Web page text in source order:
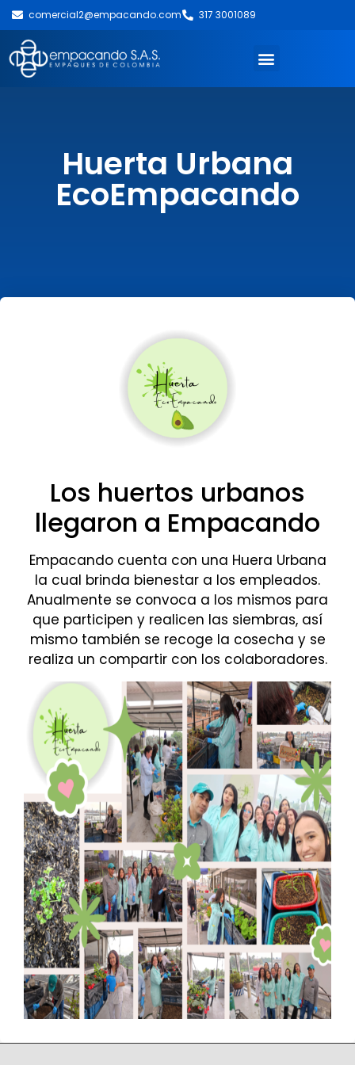
comercial2@empacando.com 317 3001089
Huerta Urbana
EcoEmpacando
Los huertos urbanos
llegaron a Empacando
Empacando cuenta con una Huera Urbana
la cual brinda bienestar a los empleados.
Anualmente se convoca a los mismos para
que participen y realicen las siembras, así
mismo también se recoge la cosecha y se
realiza un compartir con los colaboradores.